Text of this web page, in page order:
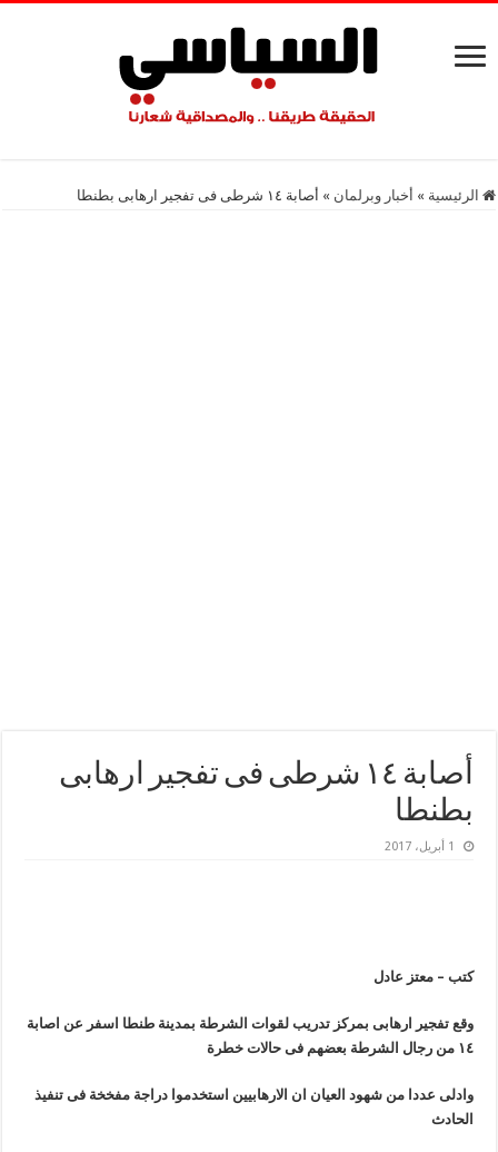
الرئيسية » أخبار وبرلمان » أصابة ١٤ شرطى فى تفجير ارهابى بطنطا
أصابة ١٤ شرطى فى تفجير ارهابى
بطنطا
1 أبريل، 2017
كتب – معتز عادل
وقع تفجير ارهابى بمركز تدريب لقوات الشرطة بمدينة طنطا اسفر عن اصابة
١٤ من رجال الشرطة بعضهم فى حالات خطرة
وادلى عددا من شهود العيان ان الارهابيين استخدموا دراجة مفخخة فى تنفيذ
الحادث